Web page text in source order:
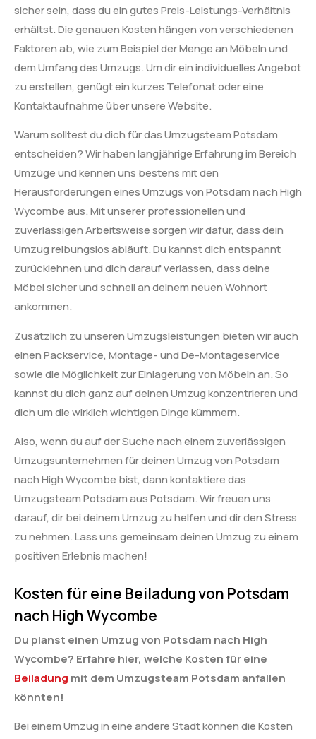
sicher sein, dass du ein gutes Preis-Leistungs-Verhältnis
erhältst. Die genauen Kosten hängen von verschiedenen
Faktoren ab, wie zum Beispiel der Menge an Möbeln und
dem Umfang des Umzugs. Um dir ein individuelles Angebot
zu erstellen, genügt ein kurzes Telefonat oder eine
Kontaktaufnahme über unsere Website.
Warum solltest du dich für das Umzugsteam Potsdam
entscheiden? Wir haben langjährige Erfahrung im Bereich
Umzüge und kennen uns bestens mit den
Herausforderungen eines Umzugs von Potsdam nach High
Wycombe aus. Mit unserer professionellen und
zuverlässigen Arbeitsweise sorgen wir dafür, dass dein
Umzug reibungslos abläuft. Du kannst dich entspannt
zurücklehnen und dich darauf verlassen, dass deine
Möbel sicher und schnell an deinem neuen Wohnort
ankommen.
Zusätzlich zu unseren Umzugsleistungen bieten wir auch
einen Packservice, Montage- und De-Montageservice
sowie die Möglichkeit zur Einlagerung von Möbeln an. So
kannst du dich ganz auf deinen Umzug konzentrieren und
dich um die wirklich wichtigen Dinge kümmern.
Also, wenn du auf der Suche nach einem zuverlässigen
Umzugsunternehmen für deinen Umzug von Potsdam
nach High Wycombe bist, dann kontaktiere das
Umzugsteam Potsdam aus Potsdam. Wir freuen uns
darauf, dir bei deinem Umzug zu helfen und dir den Stress
zu nehmen. Lass uns gemeinsam deinen Umzug zu einem
positiven Erlebnis machen!
Kosten für eine Beiladung von Potsdam
nach High Wycombe
Du planst einen Umzug von Potsdam nach High
Wycombe? Erfahre hier, welche Kosten für eine
Beiladung mit dem Umzugsteam Potsdam anfallen
könnten!
Bei einem Umzug in eine andere Stadt können die Kosten